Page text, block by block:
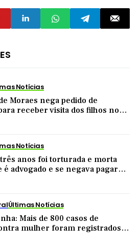
Notícias
Moraes nega pedido de
receber visita dos filhos no
Notícias
anos foi torturada e morta
é advogado e se negava pagar
Últimas Notícias
Mais de 800 casos de
mulher foram registrados
este ano